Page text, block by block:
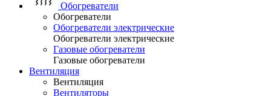
Обогреватели
Обогреватели
Обогреватели электрические
Обогреватели электрические
Газовые обогреватели
Газовые обогреватели
Вентиляция
Вентиляция
Вентиляторы